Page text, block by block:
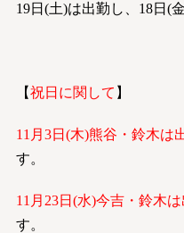
19日(土)は出勤し、18日(
【祝日に関して 】
11月3日(木)熊谷・鈴木は
す。
11月23日(水)今吉・鈴木は
す。